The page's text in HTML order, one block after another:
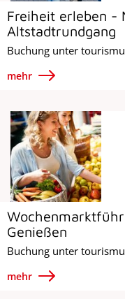
Freiheit erleben -
Altstadtrundgang
Buchung unter
mehr
Genießen
Buchung unter
mehr